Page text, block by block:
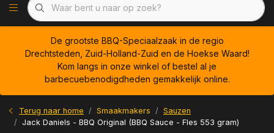
De grootste BBQ-Speciaalzaak in de regio
Drechtsteden, Zuid-Holland-Zuid en de Hoekse Waard!
Kom langs in onze winkel of bestel al je
barbecuebenodigdheden gemakkelijk online.
Terug naar home Smaakmakers
Sauzen
Jack Daniels - BBQ Original (BBQ Sauce - Fles 553 gram)